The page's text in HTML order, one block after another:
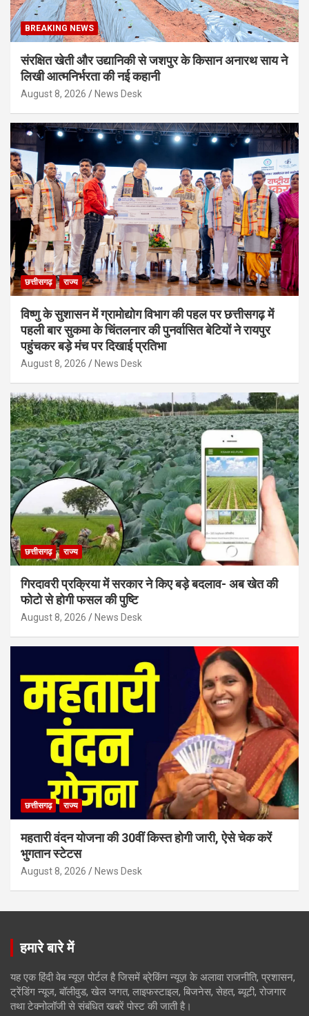
BREAKING NEWS
संरक्षित खेती और उद्यानिकी से जशपुर के किसान अनारथ साय ने
लिखी आत्मनिर्भरता की नई कहानी
August 8, 2026 News Desk
छत्तीसगढ़ राज्य
विष्णु के सुशासन में ग्रामोद्योग विभाग की पहल पर छत्तीसगढ़ में
पहली बार सुकमा के चिंतलनार की पुनर्वासित बेटियों ने रायपुर
पहुंचकर बड़े मंच पर दिखाई प्रतिभा
August 8, 2026 News Desk
छत्तीसगढ़ राज्य
गिरदावरी प्रक्रिया में सरकार ने किए बड़े बदलाव- अब खेत की
फोटो से होगी फसल की पुष्टि
August 8, 2026 News Desk
छत्तीसगढ़ राज्य
महतारी वंदन योजना की 30वीं किस्त होगी जारी, ऐसे चेक करें
भुगतान स्टेटस
August 8, 2026 News Desk
हमारे बारे में
यह एक हिंदी वेब न्यूज़ पोर्टल है जिसमें ब्रेकिंग न्यूज़ के अलावा राजनीति, प्रशासन,
ट्रेंडिंग न्यूज, बॉलीवुड, खेल जगत, लाइफस्टाइल, बिजनेस, सेहत, ब्यूटी, रोजगार
तथा टेक्नोलॉजी से संबंधित खबरें पोस्ट की जाती है।